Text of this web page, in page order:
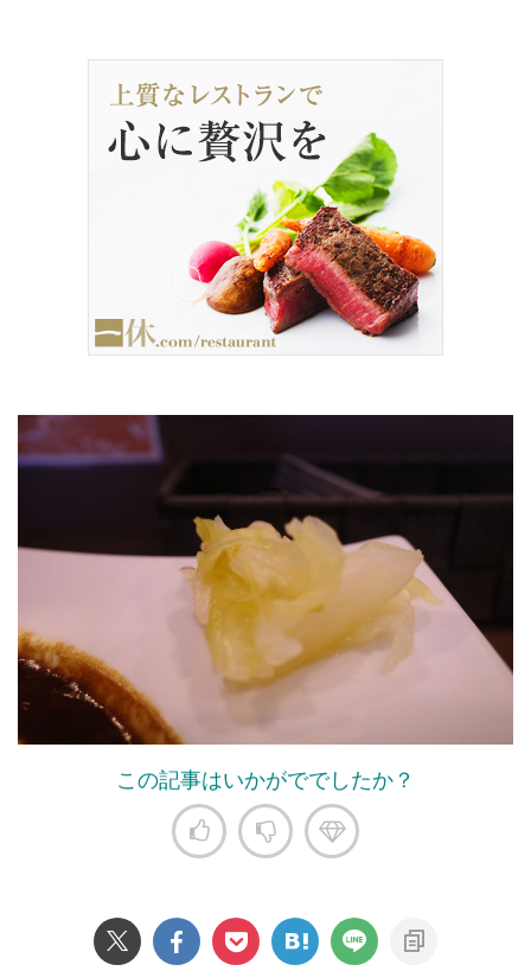
この記事はいかがででしたか？